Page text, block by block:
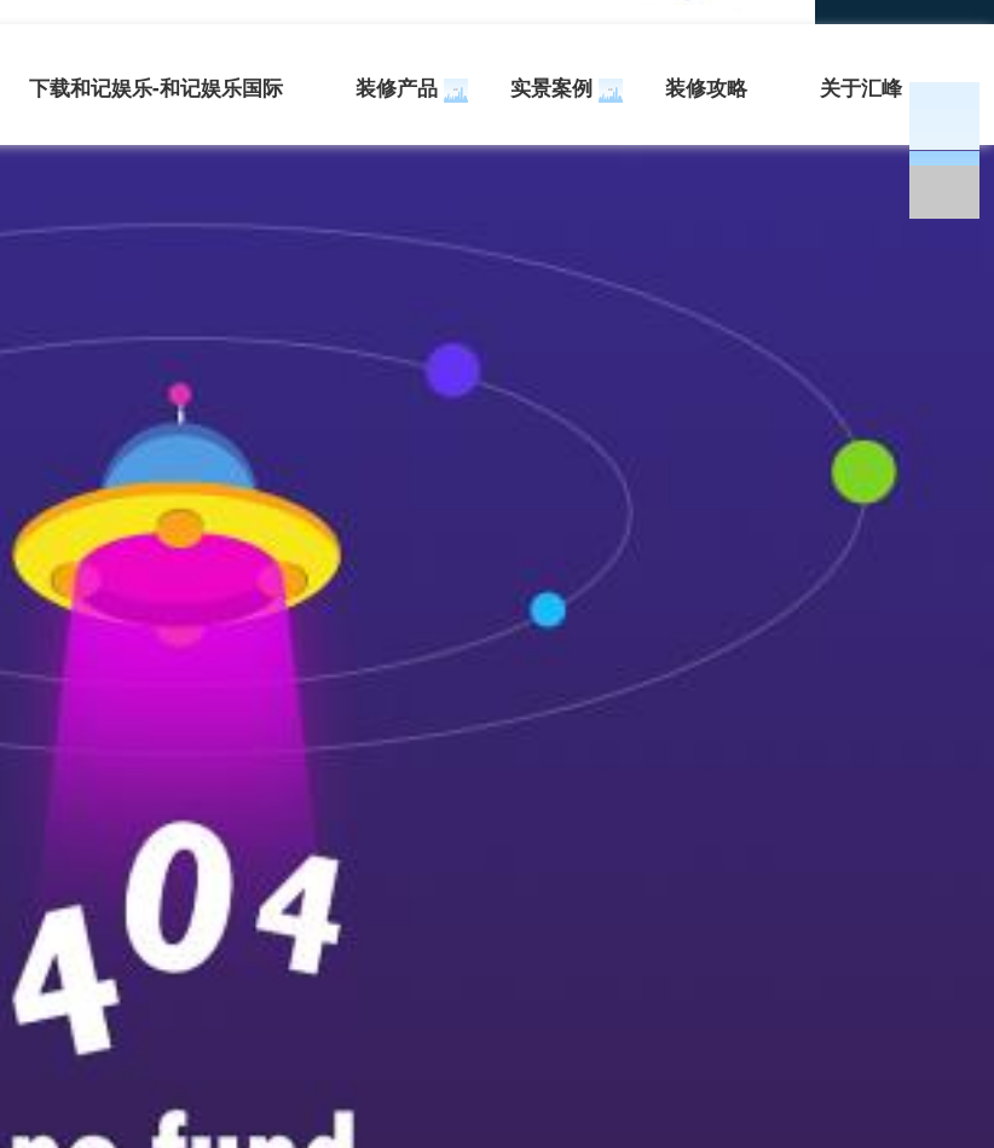
下载和记娱乐-和记娱乐国际 装修产品 实景案例 装修攻略 关于汇峰